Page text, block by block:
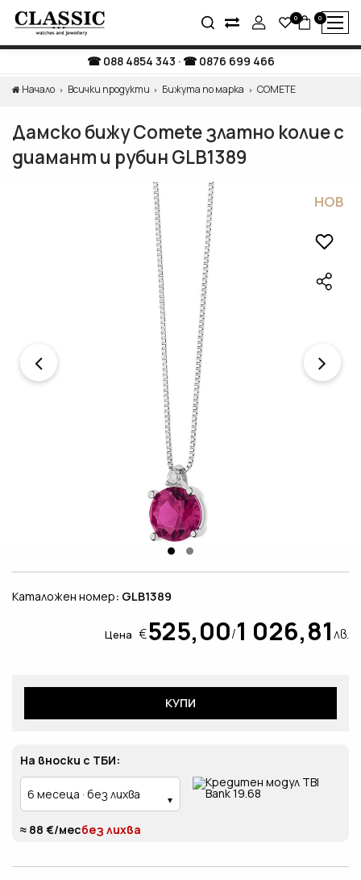
0 0
088 4854 343 · 0876 699 466
Начало Всички продукти Бижута по марка COMETE
Дамско бижу Comete златно колие с
диамант и рубин GLB1389
НОВ
Каталожен номер: GLB1389
Цена €525,00/1 026,81лв.
КУПИ
На вноски с ТБИ:
≈ 88 €/месбез лихва